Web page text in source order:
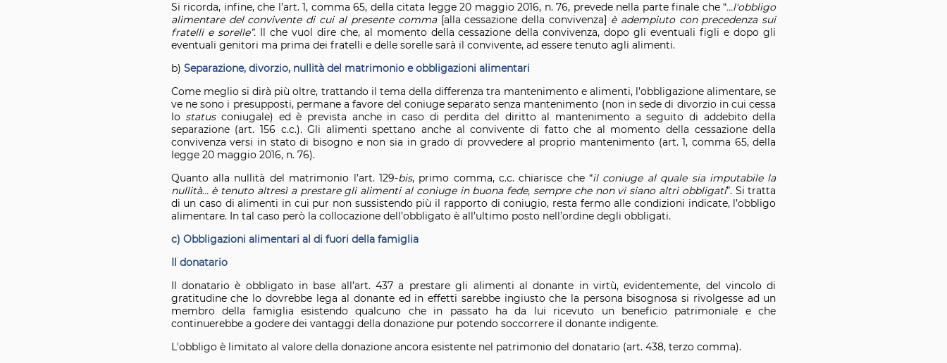
Si ricorda, infine, che l’art. 1, comma 65, della citata legge 20 maggio 2016, n. 76, prevede nella parte finale che “…l'obbligo
alimentare del convivente di cui al presente comma [alla cessazione della convivenza] è adempiuto con precedenza sui
fratelli e sorelle”. Il che vuol dire che, al momento della cessazione della convivenza, dopo gli eventuali figli e dopo gli
eventuali genitori ma prima dei fratelli e delle sorelle sarà il convivente, ad essere tenuto agli alimenti.
b) Separazione, divorzio, nullità del matrimonio e obbligazioni alimentari
Come meglio si dirà più oltre, trattando il tema della differenza tra mantenimento e alimenti, l’obbligazione alimentare, se
ve ne sono i presupposti, permane a favore del coniuge separato senza mantenimento (non in sede di divorzio in cui cessa
lostatusconiugale) ed è prevista anche in caso di perdita del diritto al mantenimento a seguito di addebito della
separazione (art. 156 c.c.). Gli alimenti spettano anche al convivente di fatto che al momento della cessazione della
convivenza versi in stato di bisogno e non sia in grado di provvedere al proprio mantenimento (art. 1, comma 65, della
legge 20 maggio 2016, n. 76).
Quanto alla nullità del matrimonio l’art. 129-bis, primo comma, c.c. chiarisce che “il coniuge al quale sia imputabile la
nullità… è tenuto altresì a prestare gli alimenti al coniuge in buona fede, sempre che non vi siano altri obbligati”. Si tratta
di un caso di alimenti in cui pur non sussistendo più il rapporto di coniugio, resta fermo alle condizioni indicate, l’obbligo
alimentare. In tal caso però la collocazione dell’obbligato è all’ultimo posto nell’ordine degli obbligati.
c) Obbligazioni alimentari al di fuori della famiglia
Il donatario
Il donatario è obbligato in base all’art. 437 a prestare gli alimenti al donante in virtù, evidentemente, del vincolo di
gratitudine che lo dovrebbe lega al donante ed in effetti sarebbe ingiusto che la persona bisognosa si rivolgesse ad un
membro della famiglia esistendo qualcuno che in passato ha da lui ricevuto un beneficio patrimoniale e che
continuerebbe a godere dei vantaggi della donazione pur potendo soccorrere il donante indigente.
L'obbligo è limitato al valore della donazione ancora esistente nel patrimonio del donatario (art. 438, terzo comma).